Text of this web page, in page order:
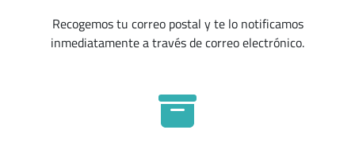
Recogemos tu correo postal y te lo notificamos
inmediatamente a través de correo electrónico.